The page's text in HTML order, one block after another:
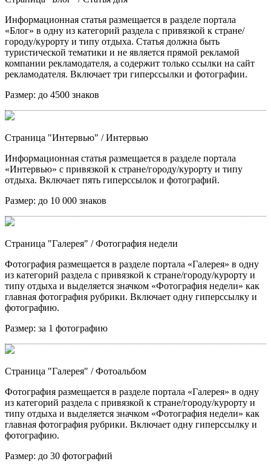
Информационная статья размещается в разделе портала
«Блог» в одну из категорий раздела с привязкой к стране/
городу/курорту и типу отдыха. Статья должна быть
туристической тематики и не является прямой рекламой
компании рекламодателя, а содержит только ссылки на сайт
рекламодателя. Включает три гиперссылки и фотографии.
Размер: до 4500 знаков
Страница "Интервью" / Интервью
Информационная статья размещается в разделе портала
«Интервью» с привязкой к стране/городу/курорту и типу
отдыха. Включает пять гиперссылок и фотографий.
Размер: до 10 000 знаков
Страница "Галерея" / Фотография недели
Фотография размещается в разделе портала «Галерея» в одну
из категорий раздела с привязкой к стране/городу/курорту и
типу отдыха и выделяется значком «Фотография недели» как
главная фотография рубрики. Включает одну гиперссылку и
фотографию.
Размер: за 1 фотографию
Страница "Галерея" / Фотоальбом
Фотография размещается в разделе портала «Галерея» в одну
из категорий раздела с привязкой к стране/городу/курорту и
типу отдыха и выделяется значком «Фотография недели» как
главная фотография рубрики. Включает одну гиперссылку и
фотографию.
Размер: до 30 фотографий